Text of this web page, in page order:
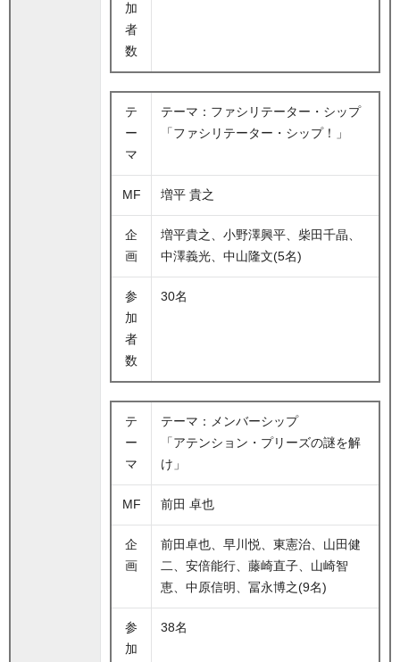
加
者
数
テ
ー
マ
テーマ：ファシリテーター・シップ
「ファシリテーター・シップ！」
MF 増平 貴之
企
画
増平貴之、小野澤興平、柴田千晶、
中澤義光、中山隆文(5名)
参
加
者
数
30名
テ
ー
マ
テーマ：メンバーシップ
「アテンション・プリーズの謎を解
け」
MF 前田 卓也
企
画
前田卓也、早川悦、東憲治、山田健
二、安倍能行、藤崎直子、山崎智
恵、中原信明、冨永博之(9名)
参
加
38名